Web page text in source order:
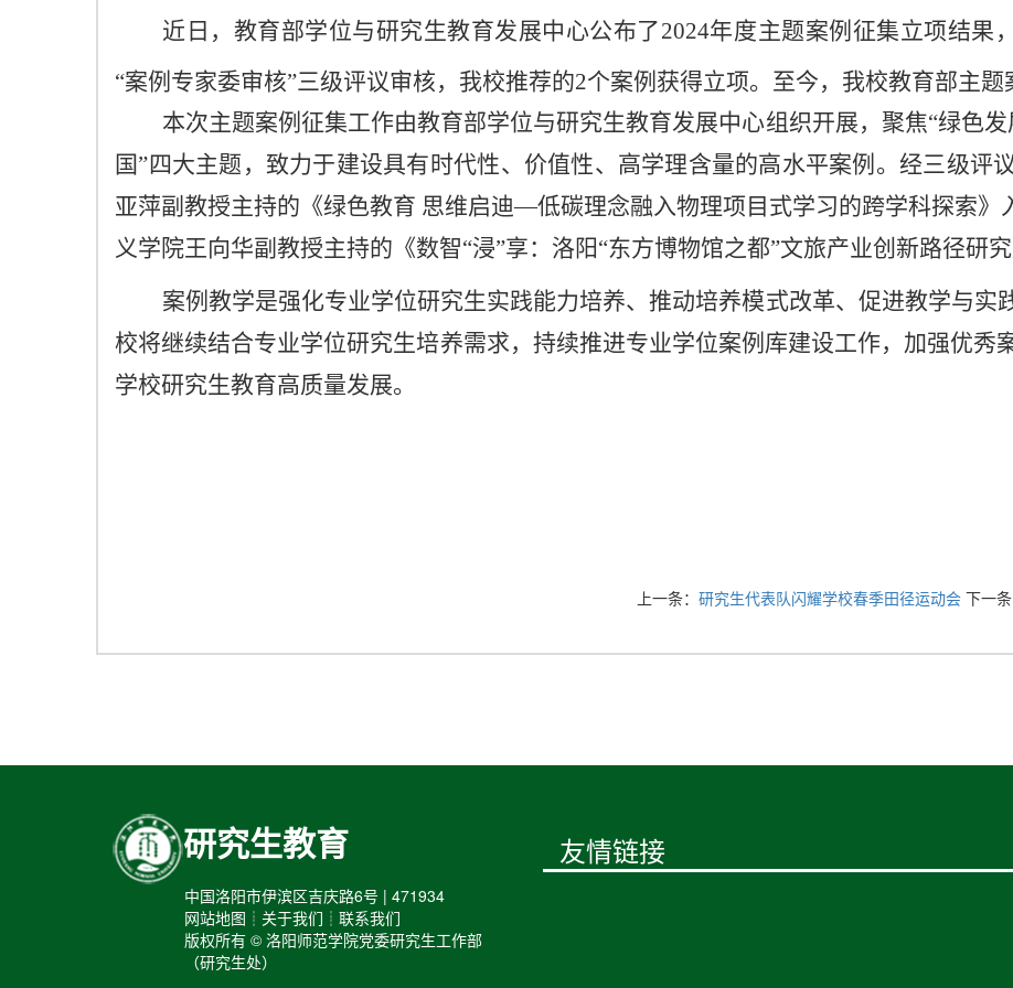
近日， 教育部学位与研究生教育发展中心公布了2024年度主题案例 征集立项结果
“案例专家委审核”三级评议审核， 我校推荐的2个案例获得立项。至今，我校教育部主题
本次主题案例征集工作由教育部学位与研究生教育发展中心组织开展， 聚焦“绿色发
国”四大主题 ， 致力于建设具有时代性、价值性、高学理含量的高水平案例 。经三级评
亚萍副教授主持的 《绿色教育 思维启迪—低碳理念融入物理项目式学习的跨学科探索》
义学院王向华副教授主持的《数智“浸”享：洛阳“东方博物馆之都”文旅产业创新路径研
案例教学是强化专业学位研究生实践能力培养、推动培养模式改革、 促进教学与实
校将继续结合专业学位研究生培养需求，持续推进专业学位案例库建设工作，加强优秀
学校研究生教育高质量发展。
上一条： 研究生代表队闪耀学校春季田径运动会 下一条
研究生教育
中国洛阳市伊滨区吉庆路6号 | 471934
网站地图┊关于我们┊联系我们
版权所有 © 洛阳师范学院党委研究生工作部
（研究生处）
友情链接